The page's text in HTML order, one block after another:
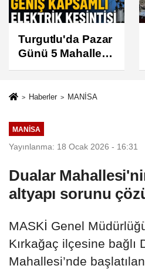
Koldere'ye
Tarımsal Sulama
Desteği
Haberler MANİSA
MANİSA
Yayınlanma: 18 Ocak 2026 - 16:31
Dualar
altyapı sorunu
MASKİ Genel
Kırkağaç ilçesine bağlı
Mahallesi’nde